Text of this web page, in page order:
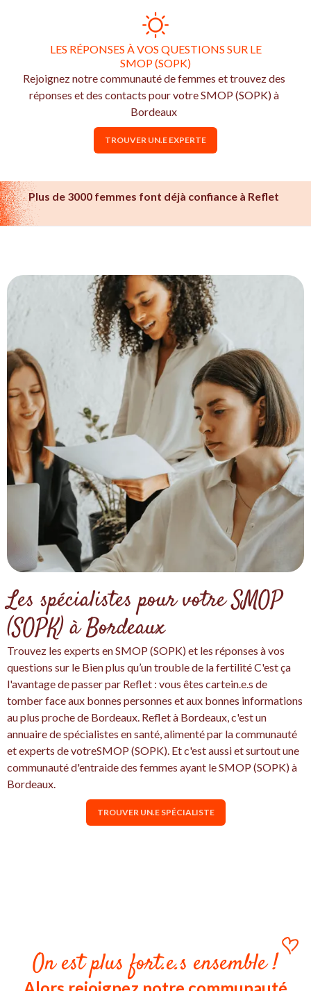
LES RÉPONSES À VOS QUESTIONS SUR LE
SMOP (SOPK)
Rejoignez notre communauté de femmes et trouvez des
réponses et des contacts pour votre SMOP (SOPK) à
Bordeaux
TROUVER UN.E EXPERTE
Plus de 3000 femmes font déjà confiance à Reflet
Les spécialistes pour votre SMOP
(SOPK) à Bordeaux
Trouvez les experts en SMOP (SOPK) et les réponses à vos
questions sur le Bien plus qu’un trouble de la fertilité C'est ça
l'avantage de passer par Reflet : vous êtes cartein.e.s de
tomber face aux bonnes personnes et aux bonnes informations
au plus proche de Bordeaux. Reflet à Bordeaux, c'est un
annuaire de spécialistes en santé, alimenté par la communauté
et experts de votreSMOP (SOPK). Et c'est aussi et surtout une
communauté d'entraide des femmes ayant le SMOP (SOPK) à
Bordeaux.
TROUVER UN.E SPÉCIALISTE
On est plus fort.e.s ensemble !